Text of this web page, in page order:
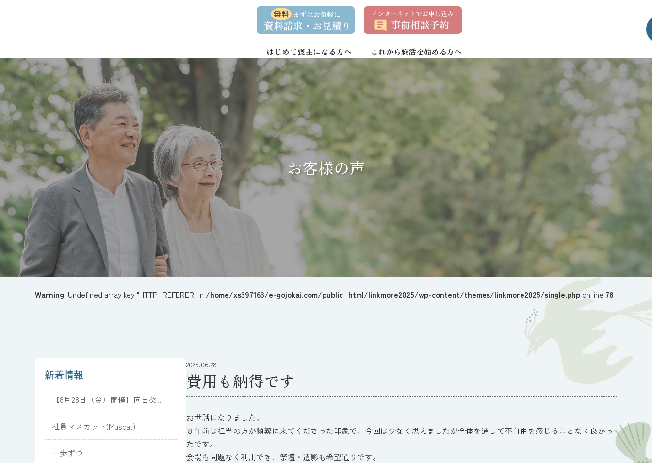
へ
ス
キ
ッ
プ
ョ
ン
に
移
動
資
求
問
い
合
わ
せ
事
談
-
3
5
4
はじめて喪主になる方へ これから終活を始める方へ
お客様の声
Warning: Undefined array key "HTTP_REFERER" in /home/xs397163/e-gojokai.com/public_html/linkmore2025/wp-content/themes/linkmore2025/single.phpon line 78
新着情報
【8月28日（金）開催】向日葵と
夏光のピアノコンサート
社員マスカット(Muscat)
一歩ずつ
2026.06.28
費用も納得です
お世話になりました。
８年前は担当の方が頻繁に来てくださった印象で、今回は少なく思えましたが全体を通して不自由を感じることなく良かっ
たです。
会場も問題なく利用でき、祭壇・遺影も希望通りです。